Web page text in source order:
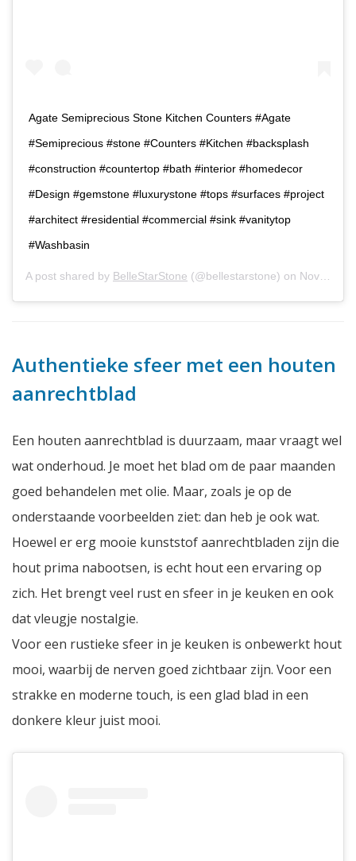
Agate Semiprecious Stone Kitchen Counters #Agate
#Semiprecious #stone #Counters #Kitchen #backsplash
#construction #countertop #bath #interior #homedecor
#Design #gemstone #luxurystone #tops #surfaces #project
#architect #residential #commercial #sink #vanitytop
#Washbasin
A post shared by BelleStarStone (@bellestarstone) on Nov 7, 2018 at 6:14am PST
Authentieke sfeer met een houten
aanrechtblad
Een houten aanrechtblad is duurzaam, maar vraagt wel
wat onderhoud. Je moet het blad om de paar maanden
goed behandelen met olie. Maar, zoals je op de
onderstaande voorbeelden ziet: dan heb je ook wat.
Hoewel er erg mooie kunststof aanrechtbladen zijn die
hout prima nabootsen, is echt hout een ervaring op
zich. Het brengt veel rust en sfeer in je keuken en ook
dat vleugje nostalgie.
Voor een rustieke sfeer in je keuken is onbewerkt hout
mooi, waarbij de nerven goed zichtbaar zijn. Voor een
strakke en moderne touch, is een glad blad in een
donkere kleur juist mooi.